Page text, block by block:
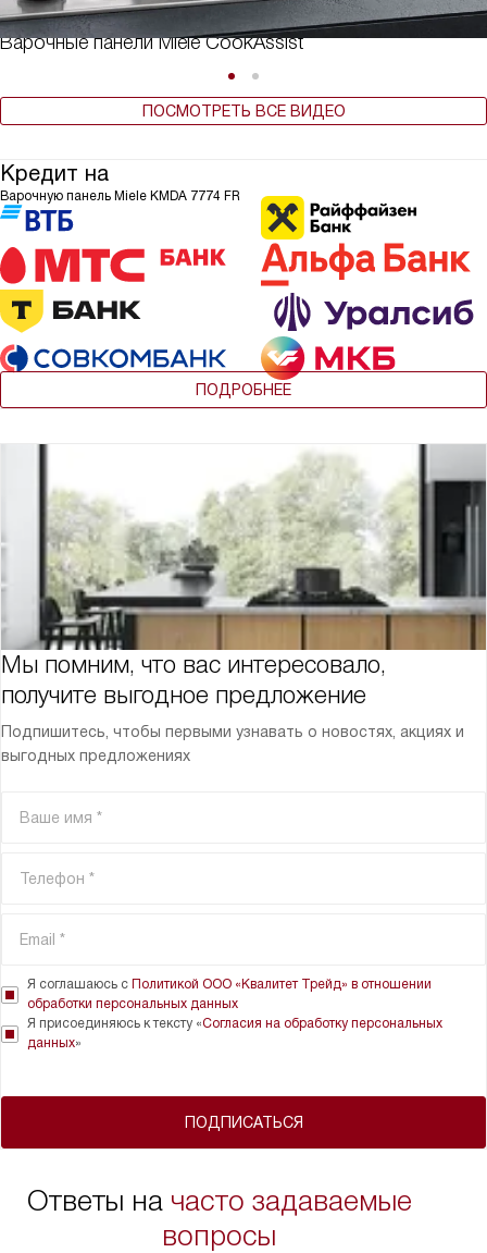
Варочные панели Miele CookAssist
ПОСМОТРЕТЬ ВСЕ ВИДЕО
Кредит на
Варочную панель Miele KMDA 7774 FR
ПОДРОБНЕЕ
Мы помним, что вас интересовало,
получите выгодное предложение
Подпишитесь, чтобы первыми узнавать о новостях, акциях и
выгодных предложениях
ПОДПИСАТЬСЯ
Я соглашаюсь с Политикой ООО «Квалитет Трейд» в отношении
обработки персональных данных
Я присоединяюсь к тексту «Согласия на обработку персональных
данных»
Ответы на часто задаваемые
вопросы